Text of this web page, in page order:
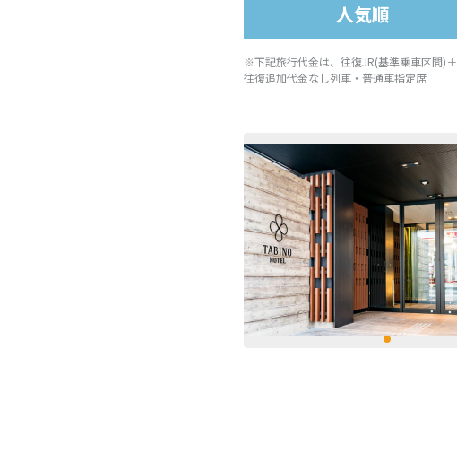
人気順
※下記旅行代金は、往復JR(基準乗車区間)＋
往復追加代金なし列車・普通車指定席